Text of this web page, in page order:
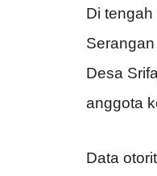
Di
Desa
anggota
Data